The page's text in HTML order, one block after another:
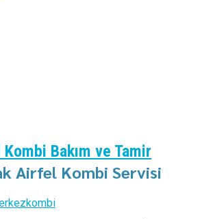
Bakım ve Tamir
Airfel Kombi Servisi